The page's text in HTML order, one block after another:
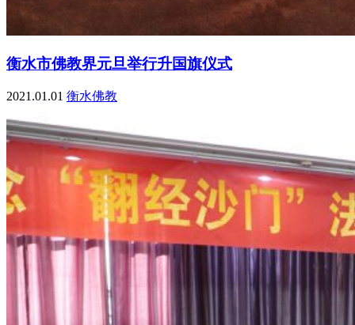
衡水市佛教界元旦举行升国旗仪式
2021.01.01 衡水佛教